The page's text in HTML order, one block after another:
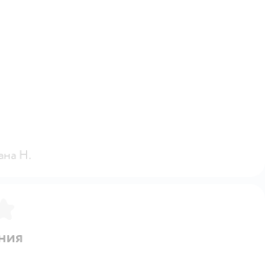
Н.